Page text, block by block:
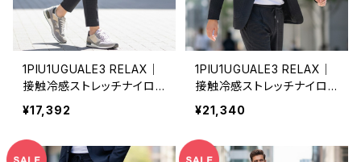
1PIU1UGUALE3 RELAX｜
接触冷感ストレッチナイロン
スラックス｜ウノピゥウノウ
グァーレトレ リラックス メン
ズ usb-26062 C.グレー
¥17,392
1PIU1UGUALE3 RELAX｜
接触冷感ストレッチナイロン
ジャケット｜ウノピゥウノウ
グァーレトレ リラックス メン
ズ uso-26062 C.グレー
¥21,340